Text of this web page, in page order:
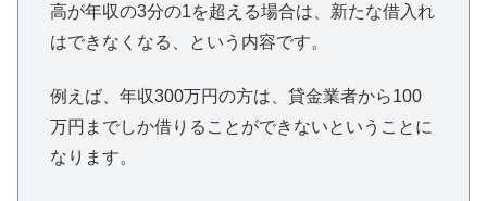
高が年収の3分の1を超える場合は、新たな借入れ
はできなくなる、という内容です。
例えば、年収300万円の方は、貸金業者から100
万円までしか借りることができないということに
なります。